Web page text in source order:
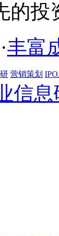
的投
丰富
营销策划
信